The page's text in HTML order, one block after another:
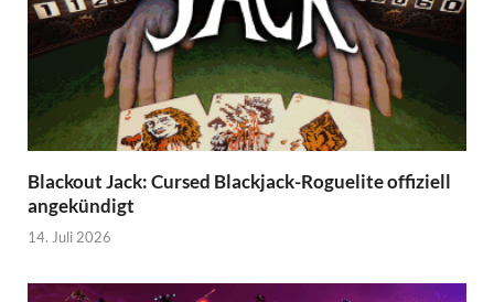
Blackout Jack: Cursed Blackjack-Roguelite offiziell
angekündigt
14. Juli 2026